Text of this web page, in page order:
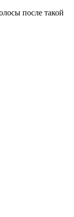
после такой